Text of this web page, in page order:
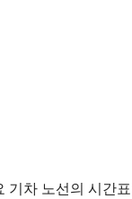
기차 노선의 시간